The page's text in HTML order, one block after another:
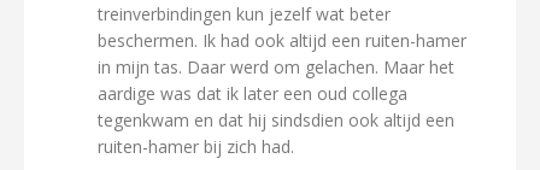
treinverbindingen kun jezelf wat beter
beschermen. Ik had ook altijd een ruiten-hamer
in mijn tas. Daar werd om gelachen. Maar het
aardige was dat ik later een oud collega
tegenkwam en dat hij sindsdien ook altijd een
ruiten-hamer bij zich had.